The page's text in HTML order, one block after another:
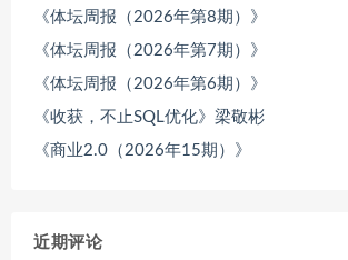
《体坛周报（2026年第8期）》
《体坛周报（2026年第7期）》
《体坛周报（2026年第6期）》
《收获，不止SQL优化》梁敬彬
《商业2.0（2026年15期）》
近期评论